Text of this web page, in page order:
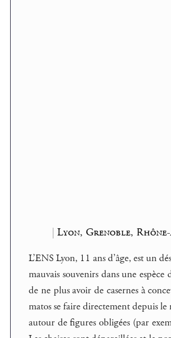
|Lyon, Grenoble,
L’ENS Lyon, 11 ans d’âge, est un
mauvais souvenirs dans une
de ne plus avoir de casernes à
matos se faire directement depuis
autour de figures obligées (par